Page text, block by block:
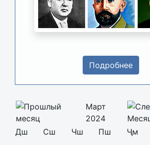
Подробнее
Март
2024
Дш
Сш Чш Пш Ҷм